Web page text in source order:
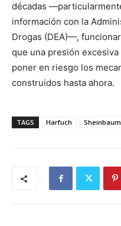
décadas
información con la
Drogas (DEA)—,
que una presión
poner en riesgo los
construidos hasta ahora.
TAGS Harfuch Sheinbaum